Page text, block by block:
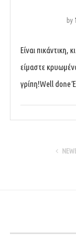
by
Είναι πικάντικη,
είμαστε
γρίπη!Well done